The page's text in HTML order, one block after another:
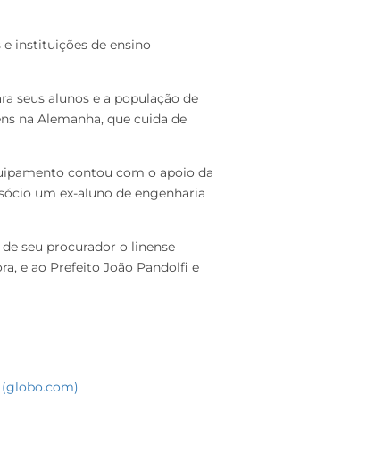
instituições de ensino
seus alunos e a população de
na Alemanha, que cuida de
contou com o apoio da
um ex-aluno de engenharia
seu procurador o linense
e ao Prefeito João Pandolfi e
(globo.com)